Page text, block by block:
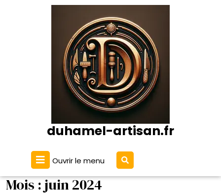
duhamel-artisan.fr
Ouvrir le menu Ouvrir
le
menu
Mois : juin 2024